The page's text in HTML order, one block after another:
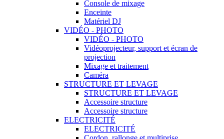
Console de mixage
Enceinte
Matériel DJ
VIDÉO - PHOTO
VIDÉO - PHOTO
Vidéoprojecteur, support et écran de
projection
Mixage et traitement
Caméra
STRUCTURE ET LEVAGE
STRUCTURE ET LEVAGE
Accessoire structure
Accessoire structure
ELECTRICITÉ
ELECTRICITÉ